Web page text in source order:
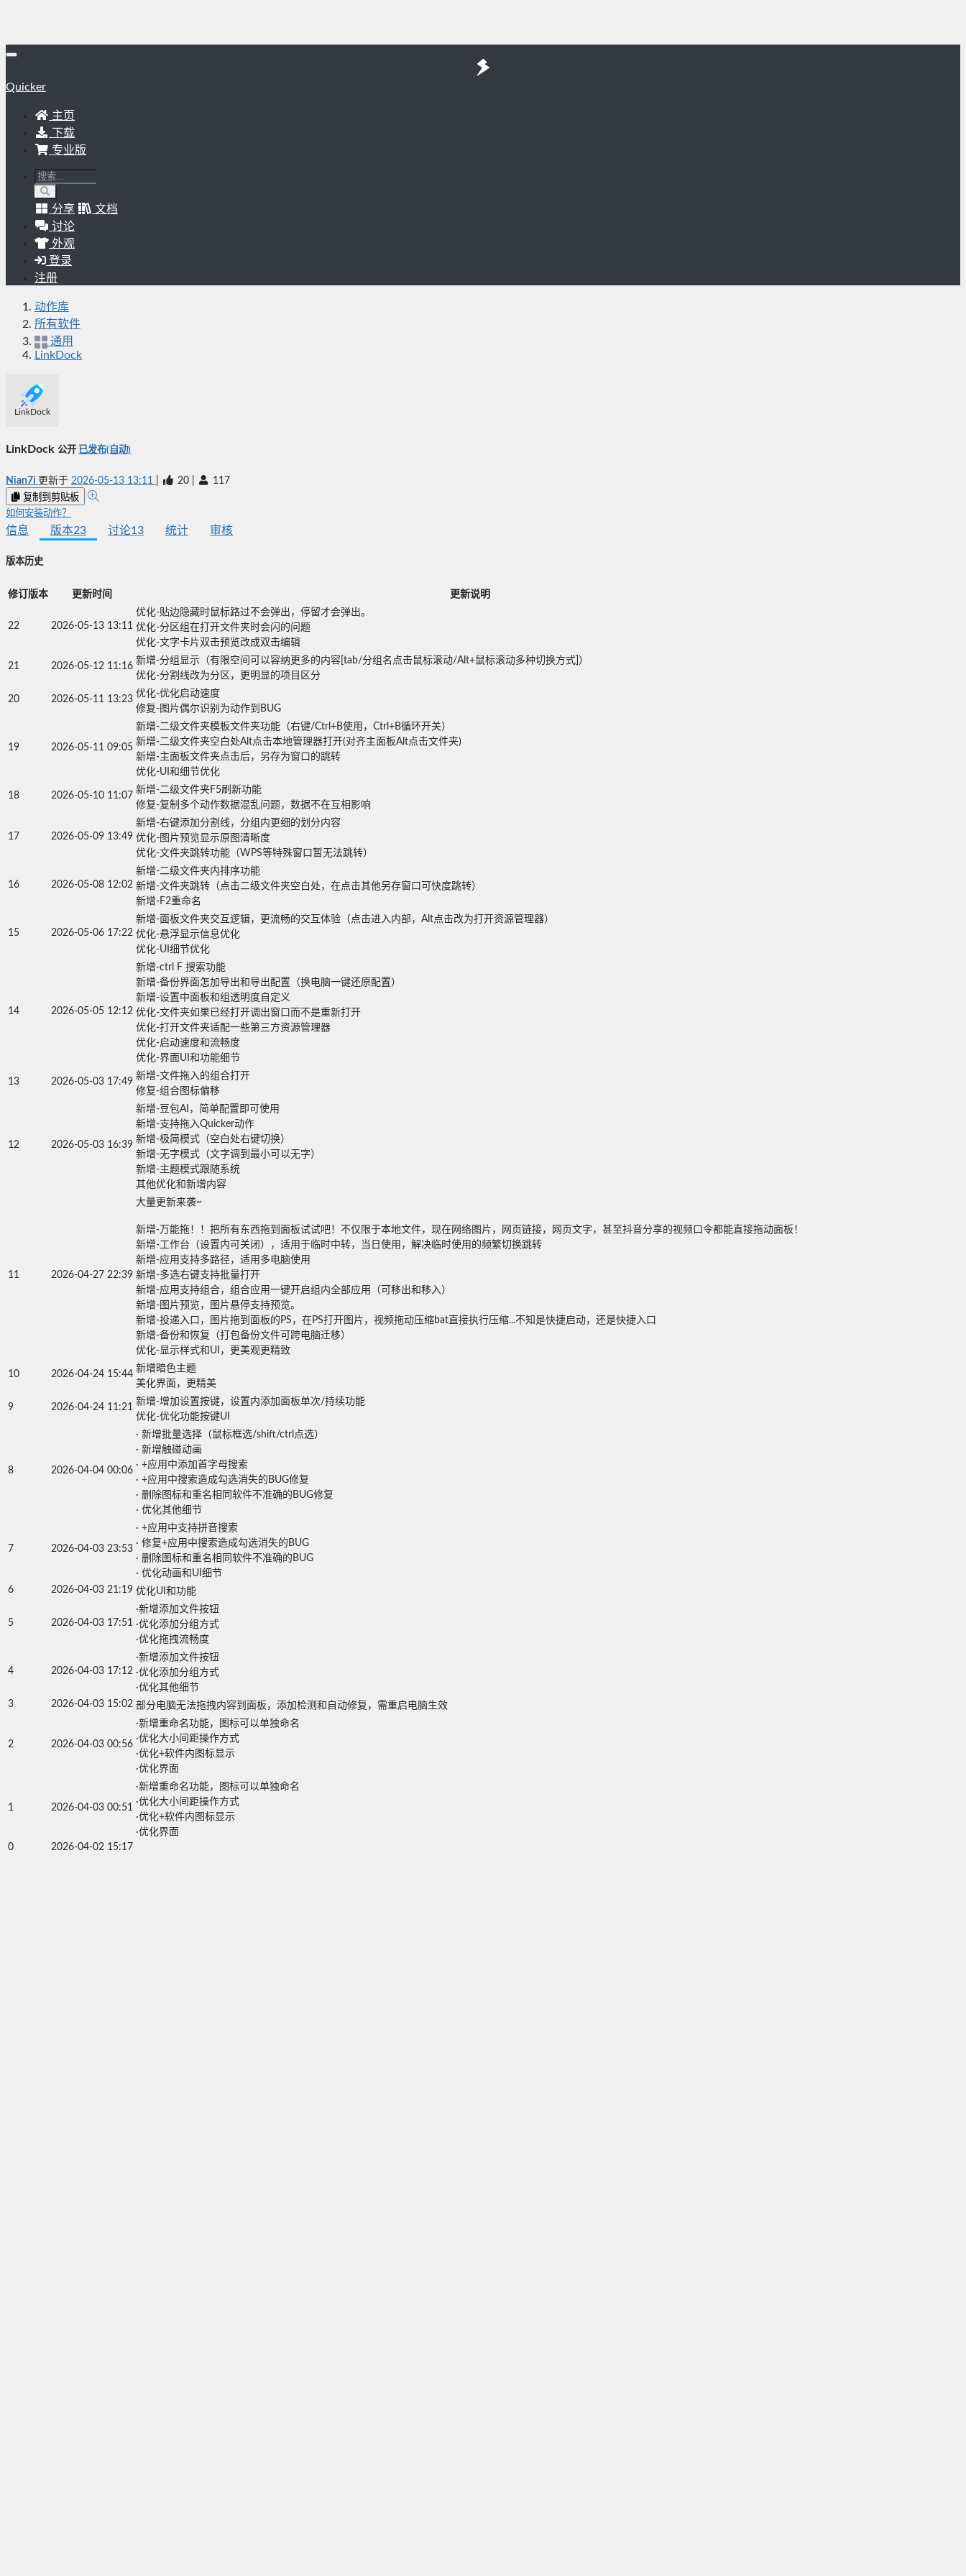
Quicker
主页
下载
专业版
分享
文档
讨论
外观
登录
注册
动作库
所有软件
通用
LinkDock
LinkDock
LinkDock 公开 已发布(自动)
Nian7i 更新于 2026-05-13 13:11 20 117
复制到剪贴板
如何安装动作？
信息 版本23 讨论13 统计 审核
版本历史
修订版本 更新时间 更新说明
22 2026-05-13 13:11
优化-贴边隐藏时鼠标路过不会弹出，停留才会弹出。
优化-分区组在打开文件夹时会闪的问题
优化-文字卡片双击预览改成双击编辑
21 2026-05-12 11:16
新增-分组显示（有限空间可以容纳更多的内容[tab/分组名点击鼠标滚动/Alt+鼠标滚动多种切换方式]）
优化-分割线改为分区，更明显的项目区分
20 2026-05-11 13:23
优化-优化启动速度
修复-图片偶尔识别为动作到BUG
19 2026-05-11 09:05
新增-二级文件夹模板文件夹功能（右键/Ctrl+B使用，Ctrl+B循环开关）
新增-二级文件夹空白处Alt点击本地管理器打开(对齐主面板Alt点击文件夹)
新增-主面板文件夹点击后，另存为窗口的跳转
优化-UI和细节优化
18 2026-05-10 11:07
新增-二级文件夹F5刷新功能
修复-复制多个动作数据混乱问题，数据不在互相影响
17 2026-05-09 13:49
新增-右键添加分割线，分组内更细的划分内容
优化-图片预览显示原图清晰度
优化-文件夹跳转功能（WPS等特殊窗口暂无法跳转）
16 2026-05-08 12:02
新增-二级文件夹内排序功能
新增-文件夹跳转（点击二级文件夹空白处，在点击其他另存窗口可快度跳转）
新增-F2重命名
15 2026-05-06 17:22
新增-面板文件夹交互逻辑，更流畅的交互体验（点击进入内部，Alt点击改为打开资源管理器）
优化-悬浮显示信息优化
优化-UI细节优化
14 2026-05-05 12:12
新增-ctrl F 搜索功能
新增-备份界面怎加导出和导出配置（换电脑一键还原配置）
新增-设置中面板和组透明度自定义
优化-文件夹如果已经打开调出窗口而不是重新打开
优化-打开文件夹适配一些第三方资源管理器
优化-启动速度和流畅度
优化-界面UI和功能细节
13 2026-05-03 17:49
新增-文件拖入的组合打开
修复-组合图标偏移
12 2026-05-03 16:39
新增-豆包AI，简单配置即可使用
新增-支持拖入Quicker动作
新增-极简模式（空白处右键切换）
新增-无字模式（文字调到最小可以无字）
新增-主题模式跟随系统
其他优化和新增内容
11 2026-04-27 22:39
大量更新来袭~
新增-万能拖！！把所有东西拖到面板试试吧！不仅限于本地文件，现在网络图片，网页链接，网页文字，甚至抖音分享的视频口令都能直接拖动面板！
新增-工作台（设置内可关闭），适用于临时中转，当日使用，解决临时使用的频繁切换跳转
新增-应用支持多路径，适用多电脑使用
新增-多选右键支持批量打开
新增-应用支持组合，组合应用一键开启组内全部应用（可移出和移入）
新增-图片预览，图片悬停支持预览。
新增-投递入口，图片拖到面板的PS，在PS打开图片，视频拖动压缩bat直接执行压缩...不知是快捷启动，还是快捷入口
新增-备份和恢复（打包备份文件可跨电脑迁移）
10 2026-04-24 15:44
新增暗色主题
美化界面，更精美
9 2026-04-24 11:21
新增-增加设置按键，设置内添加面板单次/持续功能
8 2026-04-04 00:06
· 新增批量选择（鼠标框选/shift/ctrl点选）
· 新增触碰动画
· +应用中添加首字母搜索
· +应用中搜索造成勾选消失的BUG修复
· 删除图标和重名相同软件不准确的BUG修复
· 优化其他细节
7 2026-04-03 23:53
· +应用中支持拼音搜索
· 修复+应用中搜索造成勾选消失的BUG
· 删除图标和重名相同软件不准确的BUG
· 优化动画和UI细节
6
2026-04-03 21:19 优化UI和功能
5 2026-04-03 17:51
·新增添加文件按钮
·优化添加分组方式
·优化拖拽流畅度
4 2026-04-03 17:12
·新增添加文件按钮
·优化添加分组方式
·优化其他细节
3
2026-04-03 15:02 部分电脑无法拖拽内容到面板，添加检测和自动修复，需重启电脑生效
2 2026-04-03 00:56
·新增重命名功能，图标可以单独命名
·优化大小间距操作方式
·优化+软件内图标显示
·优化界面
1 2026-04-03 00:51
·新增重命名功能，图标可以单独命名
·优化大小间距操作方式
·优化+软件内图标显示
·优化界面
0
2026-04-02 15:17